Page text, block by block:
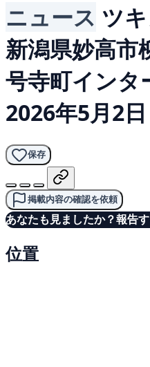
ニュース ツ
新潟県妙高市
号寺町インタ
2026年5月2
保存
掲載内容の確認を依頼
あなたも見ましたか？報告
位置